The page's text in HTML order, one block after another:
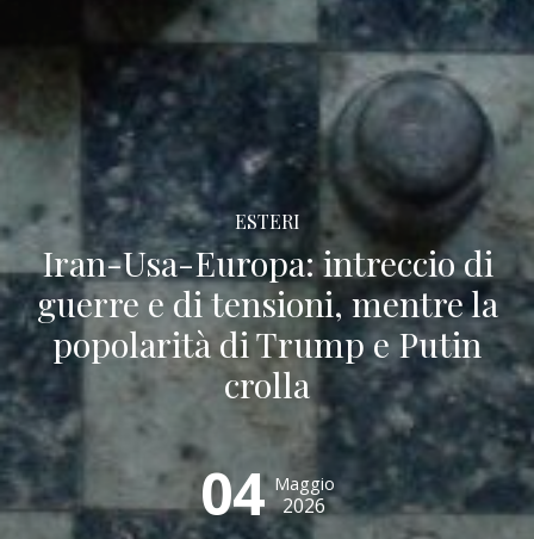
ESTERI
Iran-Usa-Europa: intreccio di
guerre e di tensioni, mentre la
popolarità di Trump e Putin
crolla
04 Maggio
2026